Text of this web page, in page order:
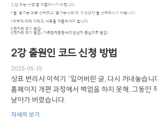
2강 출원인 코드 신청 방법
2025-05-19
상표 변리사 이석기 “잃어버린 글, 다시 꺼내놓습니
홈페이지 개편 과정에서 백업을 하지 못해, 그동안
날아가 버렸습니다.
자세히 보기